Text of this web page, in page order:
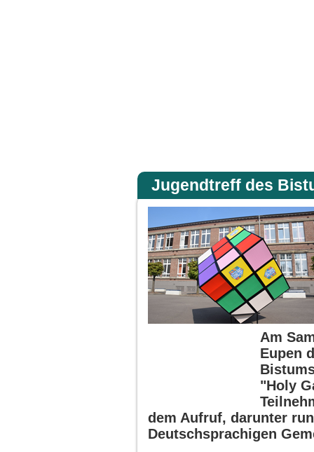
Jugendtreff des
Am
Eupen
"Holy
dem Aufruf, darunter
Deutschsprachigen